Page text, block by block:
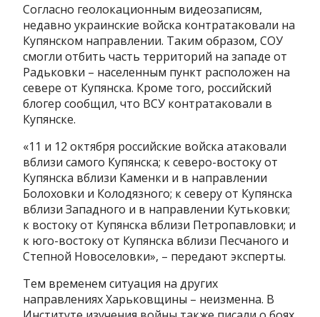
Согласно геолокационным видеозаписям,
недавно украинские войска контратаковали на
Купянском направлении. Таким образом, СОУ
смогли отбить часть территорий на западе от
Радьковки – населенным пункт расположен на
севере от Купянска. Кроме того, российский
блогер сообщил, что ВСУ контратаковали в
Купянске.
«11 и 12 октября российские войска атаковали
вблизи самого Купянска; к северо-востоку от
Купянска вблизи Каменки и в направлении
Болоховки и Колодязного; к северу от Купянска
вблизи Западного и в направлении Кутьковки;
к востоку от Купянска вблизи Петропавловки; и
к юго-востоку от Купянска вблизи Песчаного и
Степной Новоселовки», – передают эксперты.
Тем временем ситуация на других
направлениях Харьковщины – неизменна. В